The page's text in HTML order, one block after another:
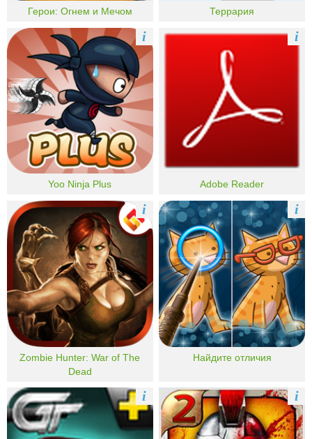
Герои: Огнем и Мечом Террария
Yoo Ninja Plus
i
Adobe Reader
i
Zombie Hunter: War of The
Dead
i
Найдите отличия
i
i i